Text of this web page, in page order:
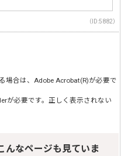
（ID:5882）
場合は、Adobe Acrobat(R)が必要で
が必要です。正しく表示されない
んなページも見ていま